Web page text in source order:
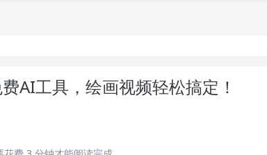
AI工具，绘画视频轻松搞定！